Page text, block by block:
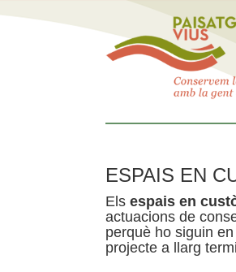
ESPAIS EN
Els espais en
actuacions de
perquè ho siguin
projecte a llarg